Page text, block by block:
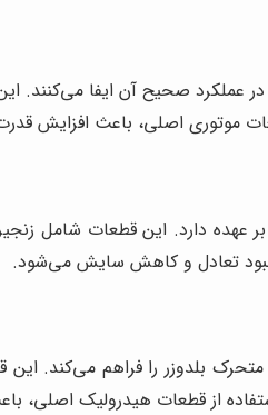
عملکرد صحیح آن ایفا می‌کنند.
موتوری اصلی، باعث
عهده دارد. این قطعات شامل
تعادل و کاهش سایش می‌شود.
بلدوزر را فراهم می‌کند.
از قطعات هیدرولیک